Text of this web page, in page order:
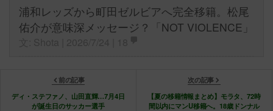
浦和レッズから町田ゼルビアへ完全移籍。松尾
佑介が意味深メッセージ？「NOT VIOLENCE」
前の記事
ディ・ステファノ、山田直輝…7月4日
が誕生日のサッカー選手
次の記事
【夏の移籍情報まとめ】モラタ、72時
間以内にマンU移籍へ。18歳ドンナル